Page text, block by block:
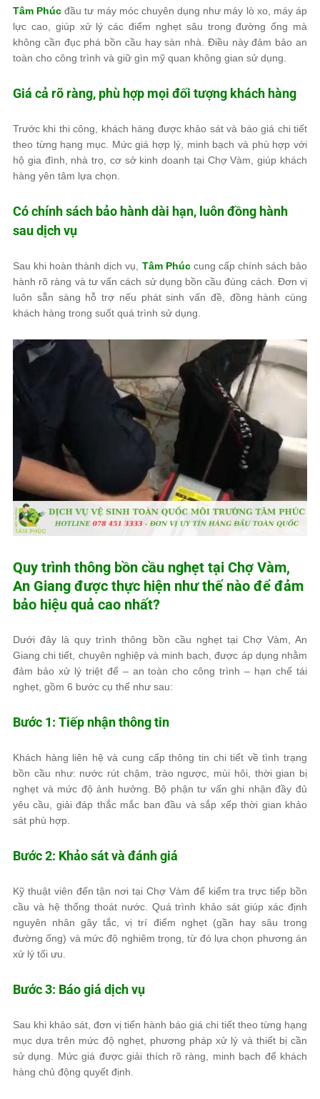
Tâm Phúc đầu tư máy móc chuyên dụng như máy lò xo, máy áp
lực cao, giúp xử lý các điểm nghẹt sâu trong đường ống mà
không cần đục phá bồn cầu hay sàn nhà. Điều này đảm bảo an
toàn cho công trình và giữ gìn mỹ quan không gian sử dụng.
Giá cả rõ ràng, phù hợp mọi đối tượng khách hàng
Trước khi thi công, khách hàng được khảo sát và báo giá chi tiết
theo từng hạng mục. Mức giá hợp lý, minh bạch và phù hợp với
hộ gia đình, nhà trọ, cơ sở kinh doanh tại Chợ Vàm, giúp khách
hàng yên tâm lựa chọn.
Có chính sách bảo hành dài hạn, luôn đồng hành
sau dịch vụ
Sau khi hoàn thành dịch vụ, Tâm Phúccung cấp chính sách bảo
hành rõ ràng và tư vấn cách sử dụng bồn cầu đúng cách. Đơn vị
luôn sẵn sàng hỗ trợ nếu phát sinh vấn đề, đồng hành cùng
khách hàng trong suốt quá trình sử dụng.
Quy trình thông bồn cầu nghẹt tại Chợ Vàm,
An Giang được thực hiện như thế nào để đảm
bảo hiệu quả cao nhất?
Dưới đây là quy trình thông bồn cầu nghẹt tại Chợ Vàm, An
Giang chi tiết, chuyên nghiệp và minh bạch, được áp dụng nhằm
đảm bảo xử lý triệt để – an toàn cho công trình – hạn chế tái
nghẹt, gồm 6 bước cụ thể như sau:
Bước 1: Tiếp nhận thông tin
Khách hàng liên hệ và cung cấp thông tin chi tiết về tình trạng
bồn cầu như: nước rút chậm, trào ngược, mùi hôi, thời gian bị
nghẹt và mức độ ảnh hưởng. Bộ phận tư vấn ghi nhận đầy đủ
yêu cầu, giải đáp thắc mắc ban đầu và sắp xếp thời gian khảo
sát phù hợp.
Bước 2: Khảo sát và đánh giá
Kỹ thuật viên đến tận nơi tại Chợ Vàm để kiểm tra trực tiếp bồn
cầu và hệ thống thoát nước. Quá trình khảo sát giúp xác định
nguyên nhân gây tắc, vị trí điểm nghẹt (gần hay sâu trong
đường ống) và mức độ nghiêm trọng, từ đó lựa chọn phương án
xử lý tối ưu.
Bước 3: Báo giá dịch vụ
Sau khi khảo sát, đơn vị tiến hành báo giá chi tiết theo từng hạng
mục dựa trên mức độ nghẹt, phương pháp xử lý và thiết bị cần
sử dụng. Mức giá được giải thích rõ ràng, minh bạch để khách
hàng chủ động quyết định.